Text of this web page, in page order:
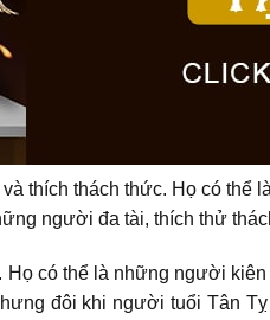
thích thách thức. Họ có
người đa tài, thích thử
có thể là những người
đôi khi người tuổi Tân